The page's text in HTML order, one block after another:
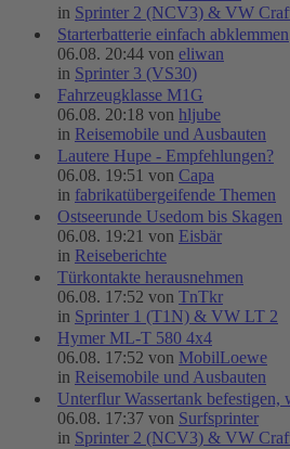
in Sprinter 2 (NCV3) & VW
Starterbatterie einfach abklemmen
06.08. 20:44 von eliwan
in Sprinter 3 (VS30)
Fahrzeugklasse M1G
06.08. 20:18 von hljube
in Reisemobile und Ausbauten
Lautere Hupe - Empfehlungen?
06.08. 19:51 von Capa
in fabrikatübergeifende Themen
Ostseerunde Usedom bis Skagen
06.08. 19:21 von Eisbär
in Reiseberichte
Türkontakte herausnehmen
06.08. 17:52 von TnTkr
in Sprinter 1 (T1N) & VW LT 2
Hymer ML-T 580 4x4
06.08. 17:52 von MobilLoewe
in Reisemobile und Ausbauten
Unterflur Wassertank befestigen,
06.08. 17:37 von Surfsprinter
in Sprinter 2 (NCV3) & VW